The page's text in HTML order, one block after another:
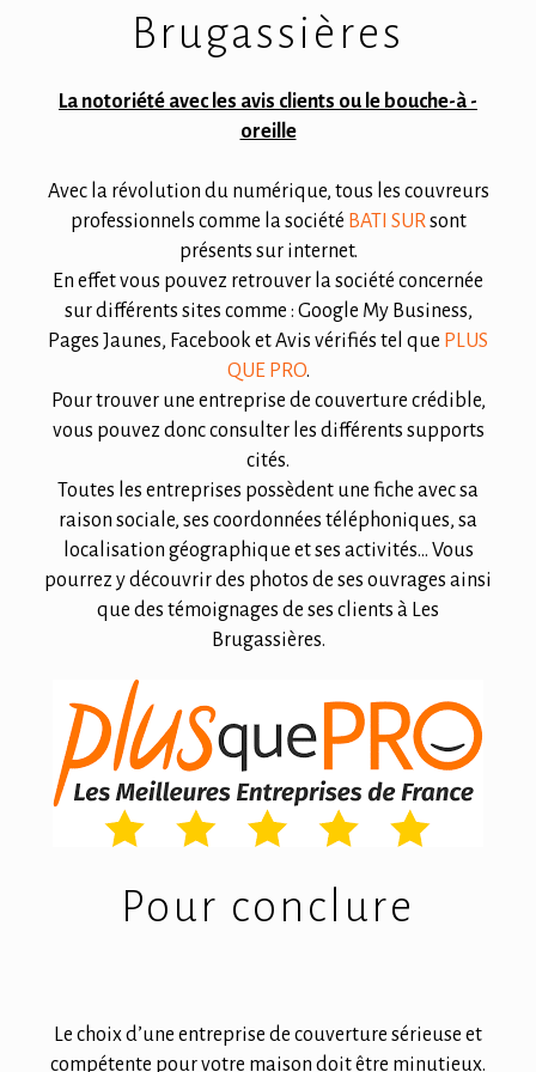
Brugassières
La notoriété avec les avis clients ou le bouche-à -
oreille
Avec la révolution du numérique, tous les couvreurs
professionnels comme la société BATI SURsont
présents sur internet.
En effet vous pouvez retrouver la société concernée
sur différents sites comme : Google My Business,
Pages Jaunes, Facebook et Avis vérifiés tel que PLUS
QUE PRO.
Pour trouver une entreprise de couverture crédible,
vous pouvez donc consulter les différents supports
cités.
Toutes les entreprises possèdent une fiche avec sa
raison sociale, ses coordonnées téléphoniques, sa
localisation géographique et ses activités… Vous
pourrez y découvrir des photos de ses ouvrages ainsi
que des témoignages de ses clients à Les
Brugassières.
Pour conclure
Le choix d’une entreprise de couverture sérieuse et
compétente pour votre maison doit être minutieux.